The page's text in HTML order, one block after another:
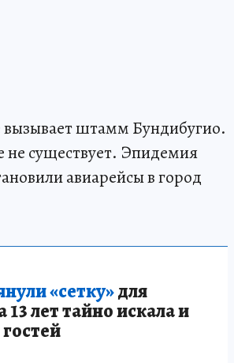
штамм Бундибугио.
не существует. Эпидемия
авиарейсы в город
«сетку»для
лет тайно искала и